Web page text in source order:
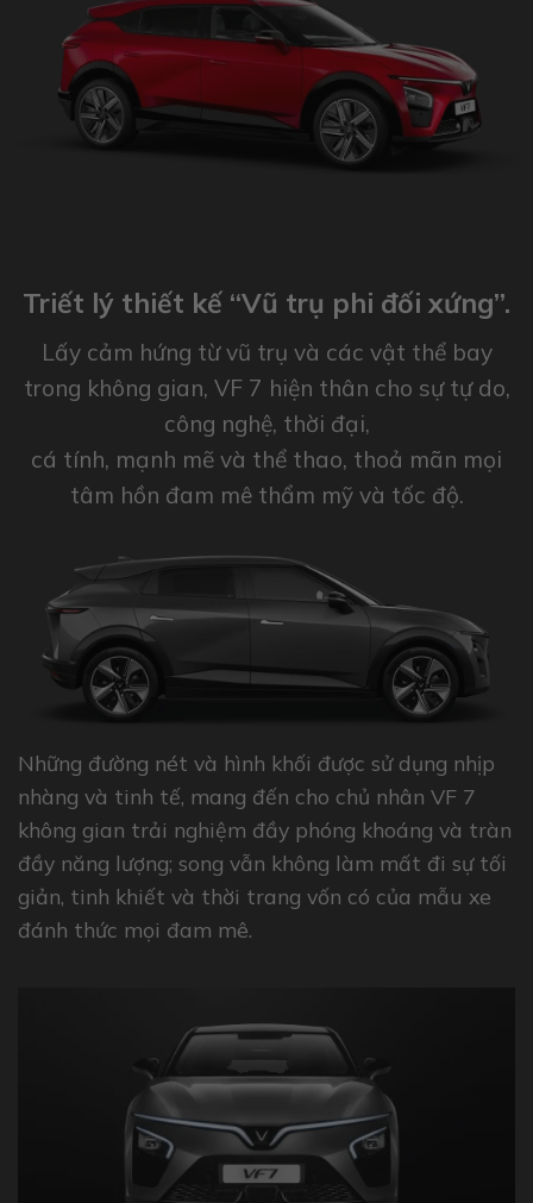
Triết lý thiết kế “Vũ trụ phi đối xứng”.
Lấy cảm hứng từ vũ trụ và các vật thể bay
trong không gian, VF 7 hiện thân cho sự tự do,
công nghệ, thời đại,
cá tính, mạnh mẽ và thể thao, thoả mãn mọi
tâm hồn đam mê thẩm mỹ và tốc độ.
Những đường nét và hình khối được sử dụng nhịp
nhàng và tinh tế, mang đến cho chủ nhân VF 7
không gian trải nghiệm đầy phóng khoáng và tràn
đầy năng lượng; song vẫn không làm mất đi sự tối
giản, tinh khiết và thời trang vốn có của mẫu xe
đánh thức mọi đam mê.